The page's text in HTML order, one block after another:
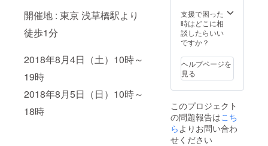
開催地 : 東京 浅草橋駅より
徒歩1分
2018年8月4日（土）10時～
19時
2018年8月5日（日）10時～
18時
支援で困った
時はどこに相
談したらいい
ですか？
ヘルプページを
見る
このプロジェクト
の問題報告はこち
ら よりお問い合わ
せください